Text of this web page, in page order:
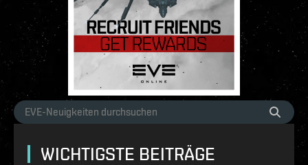
WICHTIGSTE BEITRÄGE